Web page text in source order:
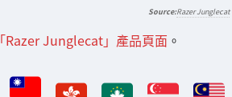
Razer Junglecat
「Razer Junglecat」產品頁面 。